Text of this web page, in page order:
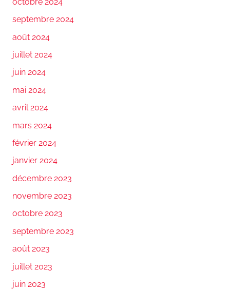
septembre 2024
août 2024
juillet 2024
juin 2024
mai 2024
avril 2024
mars 2024
février 2024
janvier 2024
décembre 2023
novembre 2023
octobre 2023
septembre 2023
août 2023
juillet 2023
juin 2023